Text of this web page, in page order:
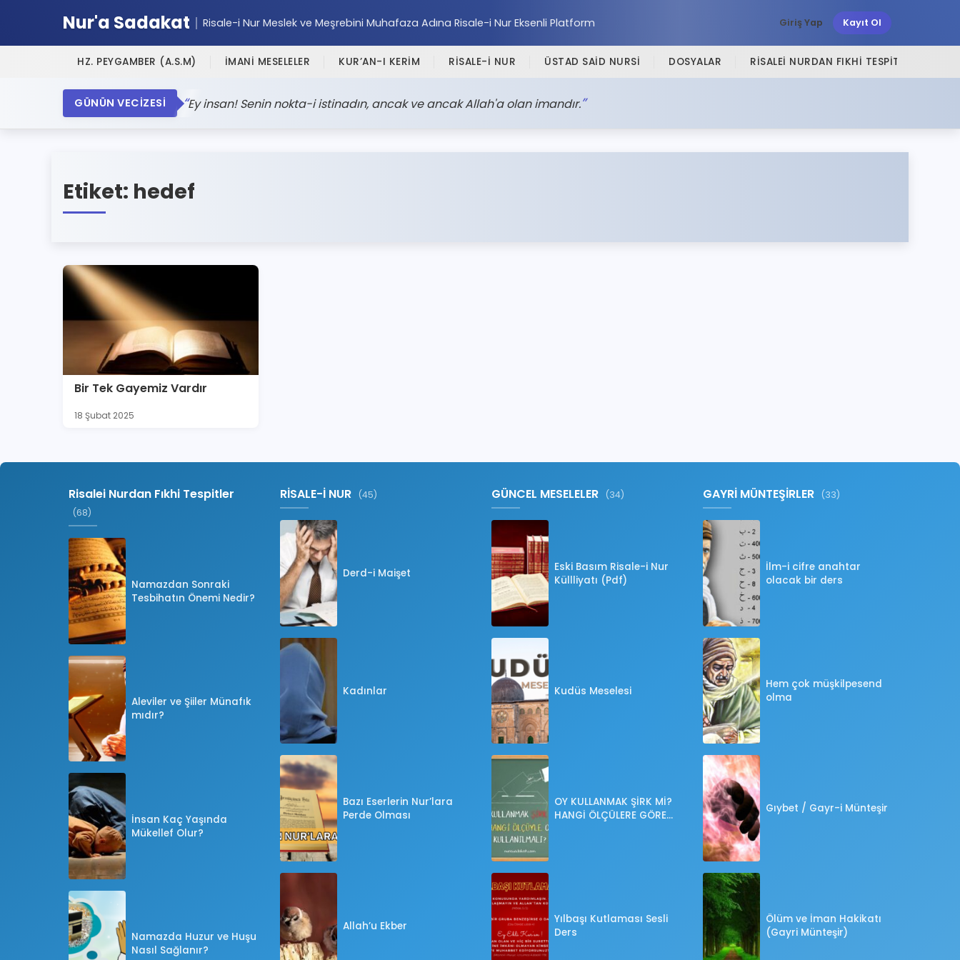
Nur'a Sadakat Risale-i Nur Meslek ve Meşrebini Muhafaza Adına Risale-i Nur Eksenli Platform Giriş Yap Kayıt Ol
HZ. PEYGAMBER (A.S.M) İMANİ MESELELER KUR’AN-I KERİM RİSALE-İ NUR ÜSTAD SAİD NURSİ DOSYALAR RISALEI NURDAN FIKHI TESPITLER
GÜNÜN VECİZESİ Ey insan! Senin nokta-i istinadın, ancak ve ancak Allah'a olan imandır.
Etiket: hedef
Bir Tek Gayemiz Vardır
18 Şubat 2025
Risalei Nurdan Fıkhi Tespitler
(68)
Namazdan Sonraki
Tesbihatın Önemi Nedir?
Aleviler ve Şiiler Münafık
mıdır?
İnsan Kaç Yaşında
Mükellef Olur?
Namazda Huzur ve Huşu
Nasıl Sağlanır?
RİSALE-İ NUR (45)
Derd-i Maişet
Kadınlar
Bazı Eserlerin Nur’lara
Perde Olması
Allah’u Ekber
GÜNCEL MESELELER (34)
Eski Basım Risale-i Nur
Küllliyatı (Pdf)
Kudüs Meselesi
OY KULLANMAK ŞİRK Mİ?
HANGİ ÖLÇÜLERE GÖRE
Yılbaşı Kutlaması Sesli
Ders
GAYRİ MÜNTEŞİRLER (33)
İlm-i cifre anahtar
olacak bir ders
Hem çok müşkilpesend
olma
Gıybet / Gayr-i Münteşir
Ölüm ve İman Hakikatı
(Gayri Münteşir)